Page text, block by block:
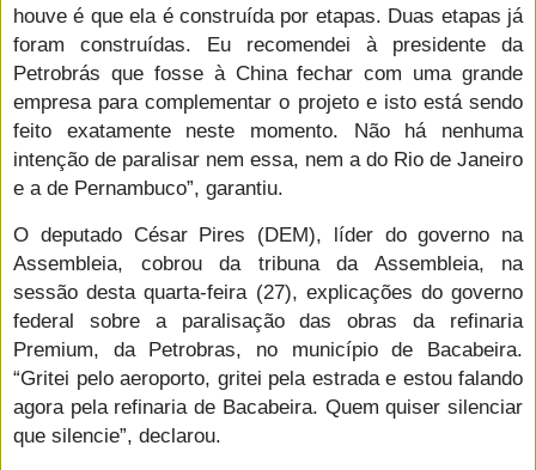
houve é que ela é construída por etapas. Duas etapas já
foram construídas. Eu recomendei à presidente da
Petrobrás que fosse à China fechar com uma grande
empresa para complementar o projeto e isto está sendo
feito exatamente neste momento. Não há nenhuma
intenção de paralisar nem essa, nem a do Rio de Janeiro
e a de Pernambuco”, garantiu.
O deputado César Pires (DEM), líder do governo na
Assembleia, cobrou da tribuna da Assembleia, na
sessão desta quarta-feira (27), explicações do governo
federal sobre a paralisação das obras da refinaria
Premium, da Petrobras, no município de Bacabeira.
“Gritei pelo aeroporto, gritei pela estrada e estou falando
agora pela refinaria de Bacabeira. Quem quiser silenciar
que silencie”, declarou.